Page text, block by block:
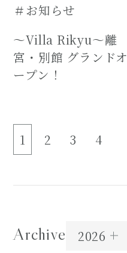
＃お知らせ
～Villa Rikyu～離
宮・別館 グランドオ
ープン！
1 2 3 4
Archive 2026